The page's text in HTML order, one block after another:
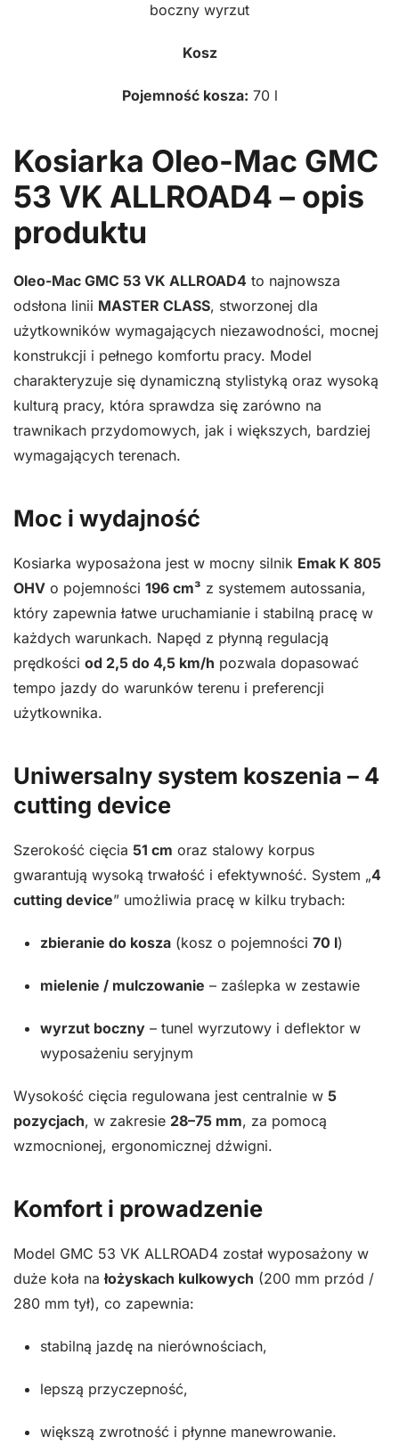
boczny wyrzut
Kosz
Pojemność kosza: 70 l
Kosiarka Oleo-Mac GMC
53 VK ALLROAD4 – opis
produktu
Oleo-Mac GMC 53 VK ALLROAD4 to najnowsza
odsłona linii MASTER CLASS, stworzonej dla
użytkowników wymagających niezawodności, mocnej
konstrukcji i pełnego komfortu pracy. Model
charakteryzuje się dynamiczną stylistyką oraz wysoką
kulturą pracy, która sprawdza się zarówno na
trawnikach przydomowych, jak i większych, bardziej
wymagających terenach.
Moc i wydajność
Kosiarka wyposażona jest w mocny silnik Emak K 805
OHV o pojemności 196 cm³ z systemem autossania,
który zapewnia łatwe uruchamianie i stabilną pracę w
każdych warunkach. Napęd z płynną regulacją
prędkości od 2,5 do 4,5 km/h pozwala dopasować
tempo jazdy do warunków terenu i preferencji
użytkownika.
Uniwersalny system koszenia – 4
cutting device
Szerokość cięcia 51 cm oraz stalowy korpus
gwarantują wysoką trwałość i efektywność. System „4
cutting device” umożliwia pracę w kilku trybach:
zbieranie do kosza (kosz o pojemności 70 l)
mielenie / mulczowanie – zaślepka w zestawie
wyrzut boczny – tunel wyrzutowy i deflektor w
wyposażeniu seryjnym
Wysokość cięcia regulowana jest centralnie w 5
pozycjach, w zakresie 28–75 mm, za pomocą
wzmocnionej, ergonomicznej dźwigni.
Komfort i prowadzenie
Model GMC 53 VK ALLROAD4 został wyposażony w
duże koła nałożyskach kulkowych (200 mm przód /
280 mm tył), co zapewnia:
stabilną jazdę na nierównościach,
lepszą przyczepność,
większą zwrotność i płynne manewrowanie.